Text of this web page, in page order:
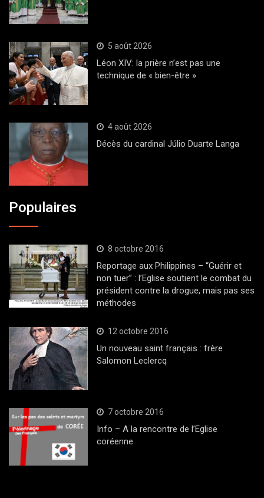
5 août 2026
Léon XIV: la prière n’est pas une
technique de « bien-être »
4 août 2026
Décès du cardinal Júlio Duarte Langa
Populaires
8 octobre 2016
Reportage aux Philippines – “Guérir et
non tuer” : l’Eglise soutient le combat du
président contre la drogue, mais pas ses
méthodes
12 octobre 2016
Un nouveau saint français : frère
Salomon Leclercq
7 octobre 2016
Info – A la rencontre de l’Eglise
coréenne